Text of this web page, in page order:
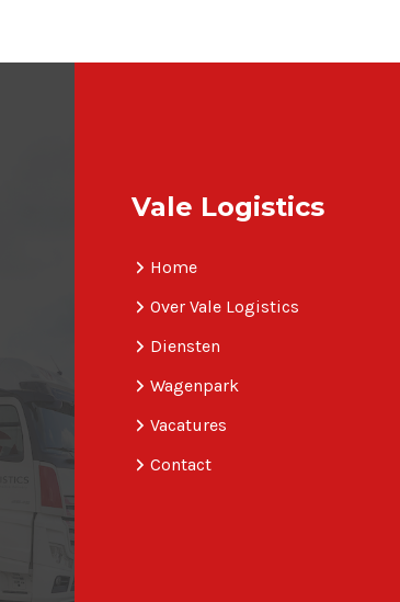
Vale Logistics
Home
Over Vale Logistics
Diensten
Wagenpark
Vacatures
Contact